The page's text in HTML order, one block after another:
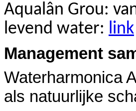
Aqualân Grou:
levend water: link
Management
Waterharmonica
als natuurlijke